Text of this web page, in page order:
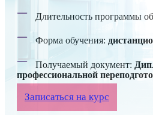
Длительность программы
Форма обучения:
Получаемый документ:
профессиональной
Записаться на курс